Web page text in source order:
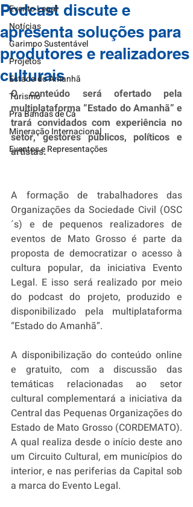
Evento Legal
Notícias
Garimpo Sustentável
Projetos
Estado do Amanhã
Turismo
Pra Bandas de Cá
Mineração Internacional
Eventos e Representações
Podcast discute e
apresenta soluções para
produtores e realizadores
culturais
O conteúdo será ofertado pela
multiplataforma “Estado do Amanhã” e
trará convidados com experiência no
setor, gestores públicos, políticos e
artistas.
A formação de trabalhadores das
Organizações da Sociedade Civil (OSC
´s) e de pequenos realizadores de
eventos de Mato Grosso é parte da
proposta de democratizar o acesso à
cultura popular, da iniciativa Evento
Legal. E isso será realizado por meio
do podcast do projeto, produzido e
disponibilizado pela multiplataforma
“Estado do Amanhã”.
A disponibilização do conteúdo online
e gratuito, com a discussão das
temáticas relacionadas ao setor
cultural complementará a iniciativa da
Central das Pequenas Organizações do
Estado de Mato Grosso (CORDEMATO).
A qual realiza desde o início deste ano
um Circuito Cultural, em municípios do
interior, e nas periferias da Capital sob
a marca do Evento Legal.